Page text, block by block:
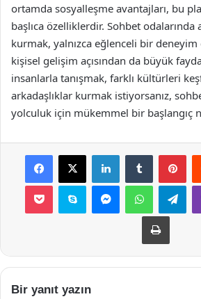
ortamda sosyalleşme avantajları, bu
başlıca özelliklerdir. Sohbet odalarında
kurmak, yalnızca eğlenceli bir deneyim
kişisel gelişim açısından da büyük
insanlarla tanışmak, farklı kültürleri
arkadaşlıklar kurmak istiyorsanız,
yolculuk için mükemmel bir başlangıç
Facebook
X LinkedInTumblr
Pocket Skype MessengerWhatsApp
Yazdır
Bir yanıt yazın